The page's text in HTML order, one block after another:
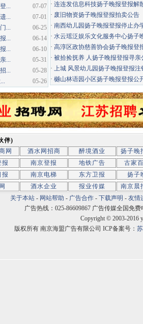
· 连连发信息科技扬子晚报登报解
· 废旧物资扬子晚报登报拍卖公告
· 南西幼儿园扬子晚报登报停止办
· 水云瑶泛娱乐文化服务中心扬子
· 高淳区政协慈善协会扬子晚报登
· 被拾捡抚养 人扬子晚报登报寻亲
· 上城 风景幼儿园扬子晚报登报注
· 樾山林语园小区扬子晚报登报公
07-07
...
07-01
...
06-25
...
06-14
...
06-10
...
05-31
...
05-28
...
05-26
伴)
网 酒水网招商 醉境酒业
扬子晚
报 南京登报 地铁广告
古家
报 南京电梯 东方卫报
扬子
酒水企业 报业传媒
南京晨
关于本站 - 网站帮助 - 广告合作 - 下载声明 - 友情
广告热线：025-86609867 广告传媒全国免费
Copyright © 2003-2016
版权所有 南京海盟广告有限公司 ICP备案号：